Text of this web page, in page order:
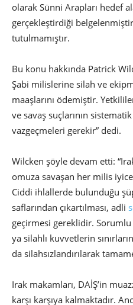
olarak Sünni Arapları hedef
gerçekleştirdiği
tutulmamıştır.
Bu konu hakkında Patrick
Şabi milislerine silah ve
maaşlarını ödemiştir.
ve savaş suçlarının
vazgeçmeleri gerekir” dedi.
Wilcken şöyle devam etti:
omuza savaşan her milis
Ciddi ihlallerde bulunduğu
saflarından çıkartılması, adli
geçirmesi gereklidir.
ya silahlı kuvvetlerin
da silahsızlandırılarak
Irak makamları, DAİŞ’in
karşı karşıya kalmaktadır.